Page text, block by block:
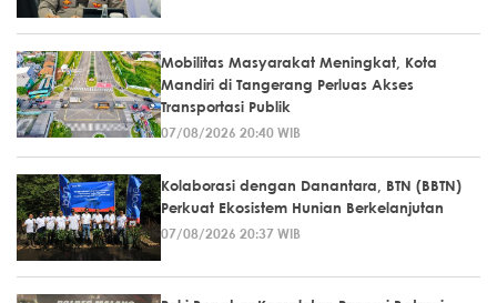
Mobilitas Masyarakat Meningkat, Kota
Mandiri di Tangerang Perluas Akses
Transportasi Publik
07/08/2026 20:40 WIB
Kolaborasi dengan Danantara, BTN (BBTN)
Perkuat Ekosistem Hunian Berkelanjutan
07/08/2026 20:37 WIB